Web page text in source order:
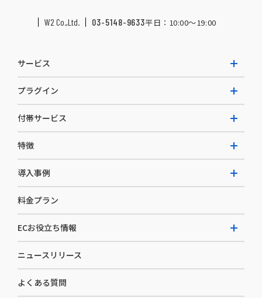
W2 Co.,Ltd. 03-5148-9633平日：10:00〜19:00
サービス
W2 Commerce Repeat
W2 Commerce BtoB
W2 Commerce Asia
プラグイン
AI buddy
付帯サービス
EC運用構築支援・運用支援
カスタマーサクセス
セキュリティ
デザイン制作
コンサルティング
特徴
選ばれる理由
開発体制
導入事例
導入企業一覧
料金プラン
ECお役立ち情報
お役立ち資料
ニュースリリース
よくある質問